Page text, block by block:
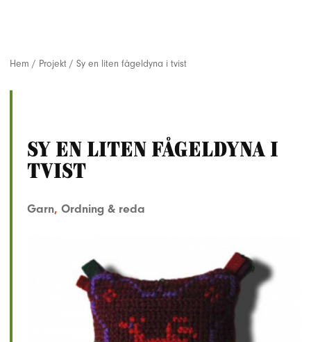
Hem / Projekt / Sy en liten fågeldyna i tvist
Sy en liten fågeldyna i
tvist
Garn, Ordning & reda